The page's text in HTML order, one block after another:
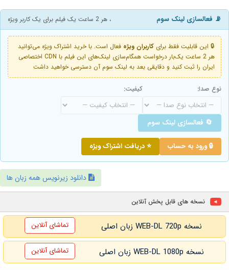
📡 فعالسازی لینک سوم ، هر 2 ساعت یک فیلم برای یک کاربر ویژه
🔒 این قابلیت فقط برای کاربران ویژه فعال است. با خرید اشتراک ویژه می‌توانید
هر 2 ساعت یک‌بار درخواست همگام‌سازی لینک‌های این فیلم با CDN اختصاصی
ایران را ثبت کنید و دقایقی بعد به لینک سوم آن دسترسی خواهید داشت
نوع صدا: کیفیت:
🔄 فعالسازی لینک سوم
🔒 ورود به حساب ⭐ دریافت اشتراک ویژه
دانلود زیرنویس همه زبان ها
نسخه های قابل پخش آنلاین
نسخه WEB-DL 720p زبان اصلی تماشای آنلاین
نسخه WEB-DL 1080p زبان اصلی تماشای آنلاین